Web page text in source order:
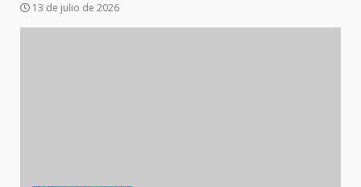
13 de julio de 2026